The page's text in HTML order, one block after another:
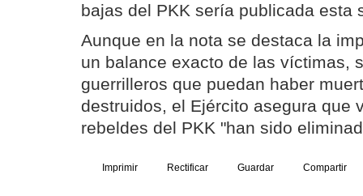
bajas del PKK sería publicada esta
Aunque en la nota se destaca la
un balance exacto de las víctimas,
guerrilleros que puedan haber
destruidos, el Ejército asegura que
rebeldes del PKK "han sido
Imprimir Rectificar Guardar Compartir